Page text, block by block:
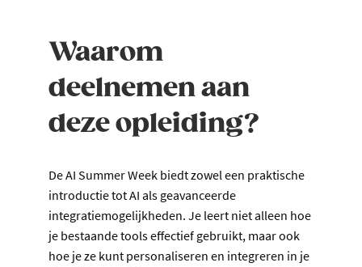
Waarom
deelnemen aan
deze opleiding?
De AI Summer Week biedt zowel een praktische
introductie tot AI als geavanceerde
integratiemogelijkheden. Je leert niet alleen hoe
je bestaande tools effectief gebruikt, maar ook
hoe je ze kunt personaliseren en integreren in je